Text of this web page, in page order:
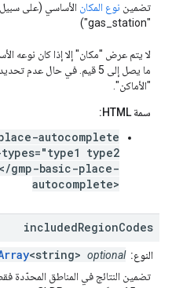
تضمين نوع المكان
"gas_station")
لا يتم عرض "مكان" إلا إذا كان نوعه
ما يصل إلى 5 قيم. في حال
"الأماكن".
سمة HTML:
autocomplete
type2
gmp-basic-place-
autocomplete>
includedRegionCodes
النوع: <string> optional
تضمين النتائج في المناطق المحدّدة